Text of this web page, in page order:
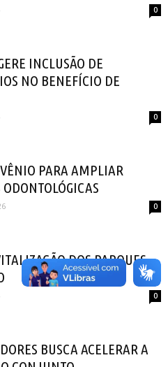
0
INCLUSÃO DE
NO BENEFÍCIO DE
0
PARA AMPLIAR
0
DOS PARQUES
0
BUSCA ACELERAR A